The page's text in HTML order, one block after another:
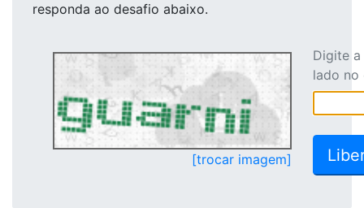
responda ao desafio abaixo.
[trocar imagem]
Digite
lado no